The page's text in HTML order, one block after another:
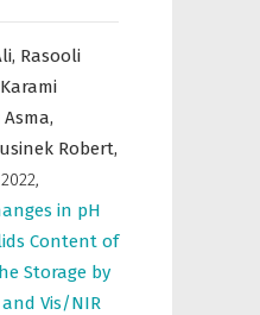
Rasooli
Karami
Robert,
2022,
in pH
Content of
Storage by
Vis/NIR